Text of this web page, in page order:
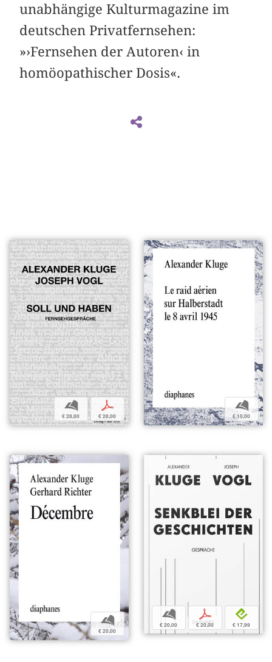
unabhängige Kulturmagazine im
deutschen Privatfernsehen:
»›Fernsehen der Autoren‹ in
homöopathischer Dosis«.
b
€ 28,00
p
€ 28,00
b
€ 15,00
b
€ 20,00
b
€ 20,00
p
€ 20,00
e
€ 17,99